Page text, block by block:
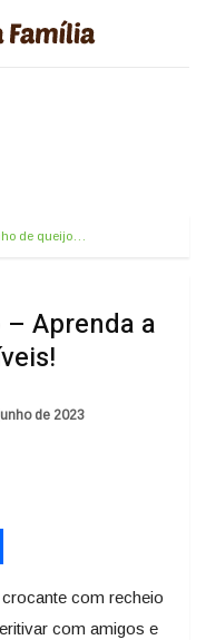
de queijo…
Aprenda a
de 2023
com recheio
com amigos e